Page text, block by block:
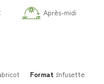
Après-midi
Format :Infusette